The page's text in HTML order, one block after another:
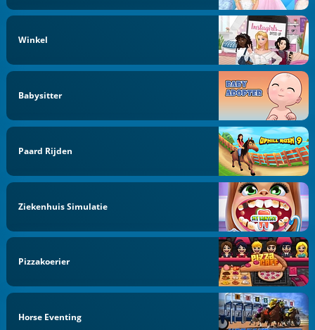
Winkel
Babysitter
Paard Rijden
Ziekenhuis Simulatie
Pizzakoerier
Horse Eventing